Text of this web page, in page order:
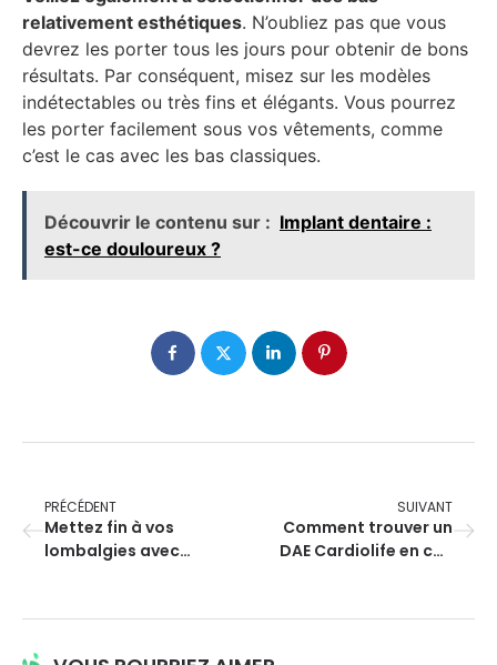
relativement esthétiques. N’oubliez pas que vous
devrez les porter tous les jours pour obtenir de bons
résultats. Par conséquent, misez sur les modèles
indétectables ou très fins et élégants. Vous pourrez
les porter facilement sous vos vêtements, comme
c’est le cas avec les bas classiques.
Découvrir le contenu sur : Implant dentaire :
est-ce douloureux ?
PRÉCÉDENT
Mettez fin à vos
lombalgies avec
SUIVANT
Comment trouver un
DAE Cardiolife en cas